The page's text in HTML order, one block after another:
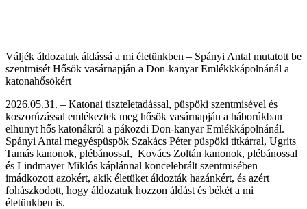
Váljék áldozatuk áldássá a mi életünkben – Spányi Antal mutatott be
szentmisét Hősök vasárnapján a Don-kanyar Emlékkkápolnánál a
katonahősökért
2026.05.31. – Katonai tiszteletadással, püspöki szentmisével és
koszorúzással emlékeztek meg hősök vasárnapján a háborúkban
elhunyt hős katonákról a pákozdi Don-kanyar Emlékkápolnánál.
Spányi Antal megyéspüspök Szakács Péter püspöki titkárral, Ugrits
Tamás kanonok, plébánossal, Kovács Zoltán kanonok, plébánossal
és Lindmayer Miklós káplánnal koncelebrált szentmisében
imádkozott azokért, akik életüket áldozták hazánkért, és azért
fohászkodott, hogy áldozatuk hozzon áldást és békét a mi
életünkben is.